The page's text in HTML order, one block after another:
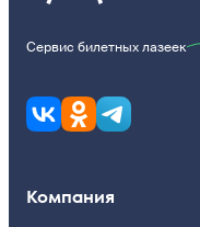
Сервис билетных лазеек
Компания